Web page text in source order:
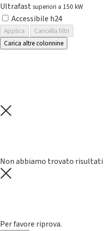
Ultrafast superiori a 150 kW
Accessibile h24
Applica
Cancella filtri
Carica altre colonnine
Non abbiamo trovato risultati
Per favore riprova.